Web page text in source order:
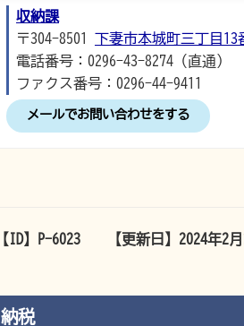
収納課
〒304-8501 下妻市本城町三丁目13
電話番号：0296-43-8274（直通）
ファクス番号：0296-44-9411
メールでお問い合わせをする
【ID】 P-6023 【更新日】 2024年2
納税